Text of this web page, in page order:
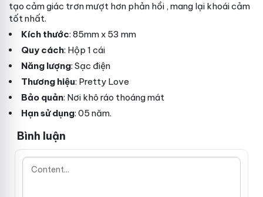
tạo cảm giác trơn mượt hơn phản hồi , mang lại khoái cảm
tốt nhất.
Kích thước: 85mm x 53 mm
Quy cách: Hộp 1 cái
Năng lượng: Sạc điện
Thương hiệu: Pretty Love
Bảo quản: Nơi khô ráo thoáng mát
Hạn sử dụng: 05 năm.
Bình luận